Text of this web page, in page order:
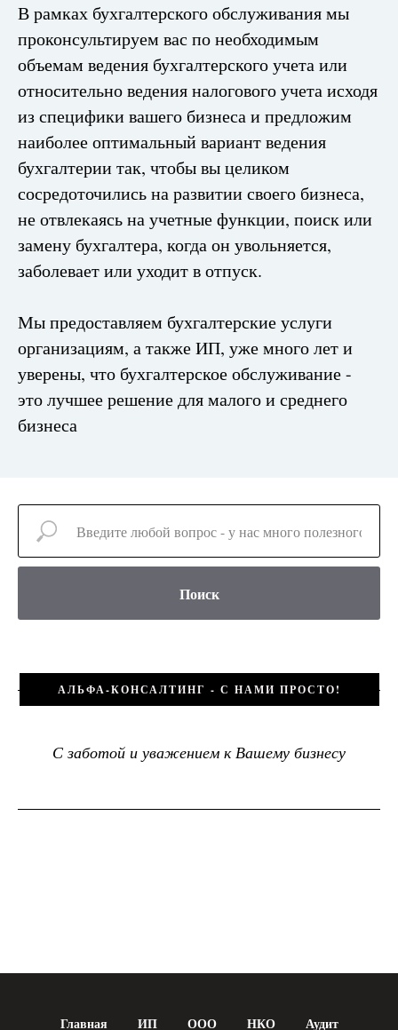
В рамках бухгалтерского обслуживания мы
проконсультируем вас по необходимым
объемам ведения бухгалтерского учета или
относительно ведения налогового учета исходя
из специфики вашего бизнеса и предложим
наиболее оптимальный вариант ведения
бухгалтерии так, чтобы вы целиком
сосредоточились на развитии своего бизнеса,
не отвлекаясь на учетные функции, поиск или
замену бухгалтера, когда он увольняется,
заболевает или уходит в отпуск.
Мы предоставляем бухгалтерские услуги
организациям, а также ИП, уже много лет и
уверены, что бухгалтерское обслуживание -
это лучшее решение для малого и среднего
бизнеса
Поиск
АЛЬФА-КОНСАЛТИНГ - С НАМИ ПРОСТО!
С заботой и уважением к Вашему бизнесу
Главная ИП ООО НКО Аудит